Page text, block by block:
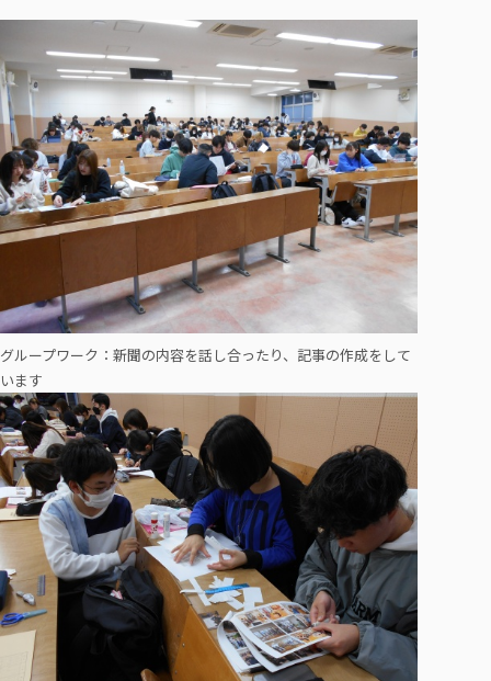
グループワーク：新聞の内容を話し合ったり、記事の作成をして
います